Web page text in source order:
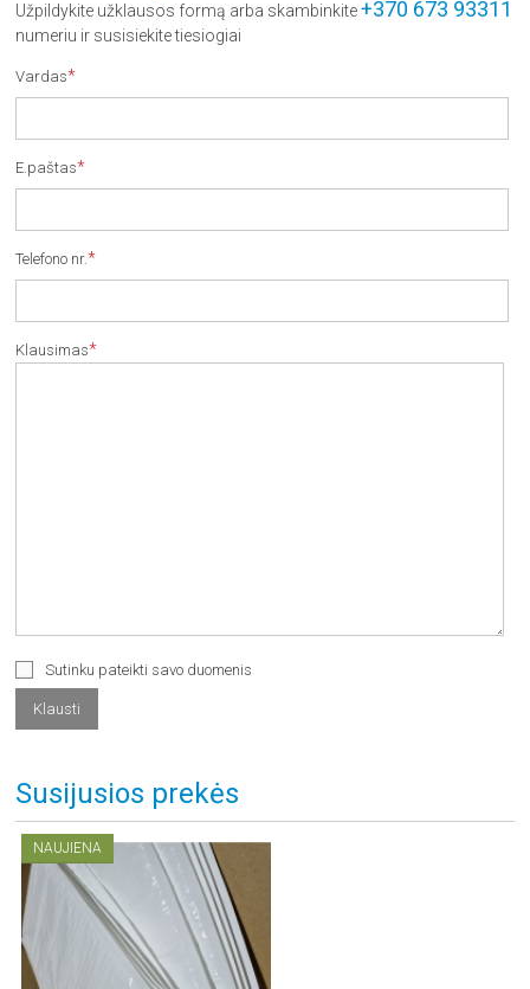
Užpildykite užklausos formą arba skambinkite+370 673 93311
numeriu ir susisiekite tiesiogiai
Vardas*
E.paštas*
Telefono nr.*
Klausimas*
Sutinku pateikti savo duomenis
Susijusios prekės
NAUJIENA